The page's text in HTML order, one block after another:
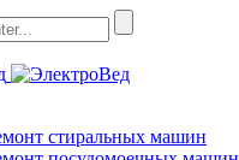
стиральных машин